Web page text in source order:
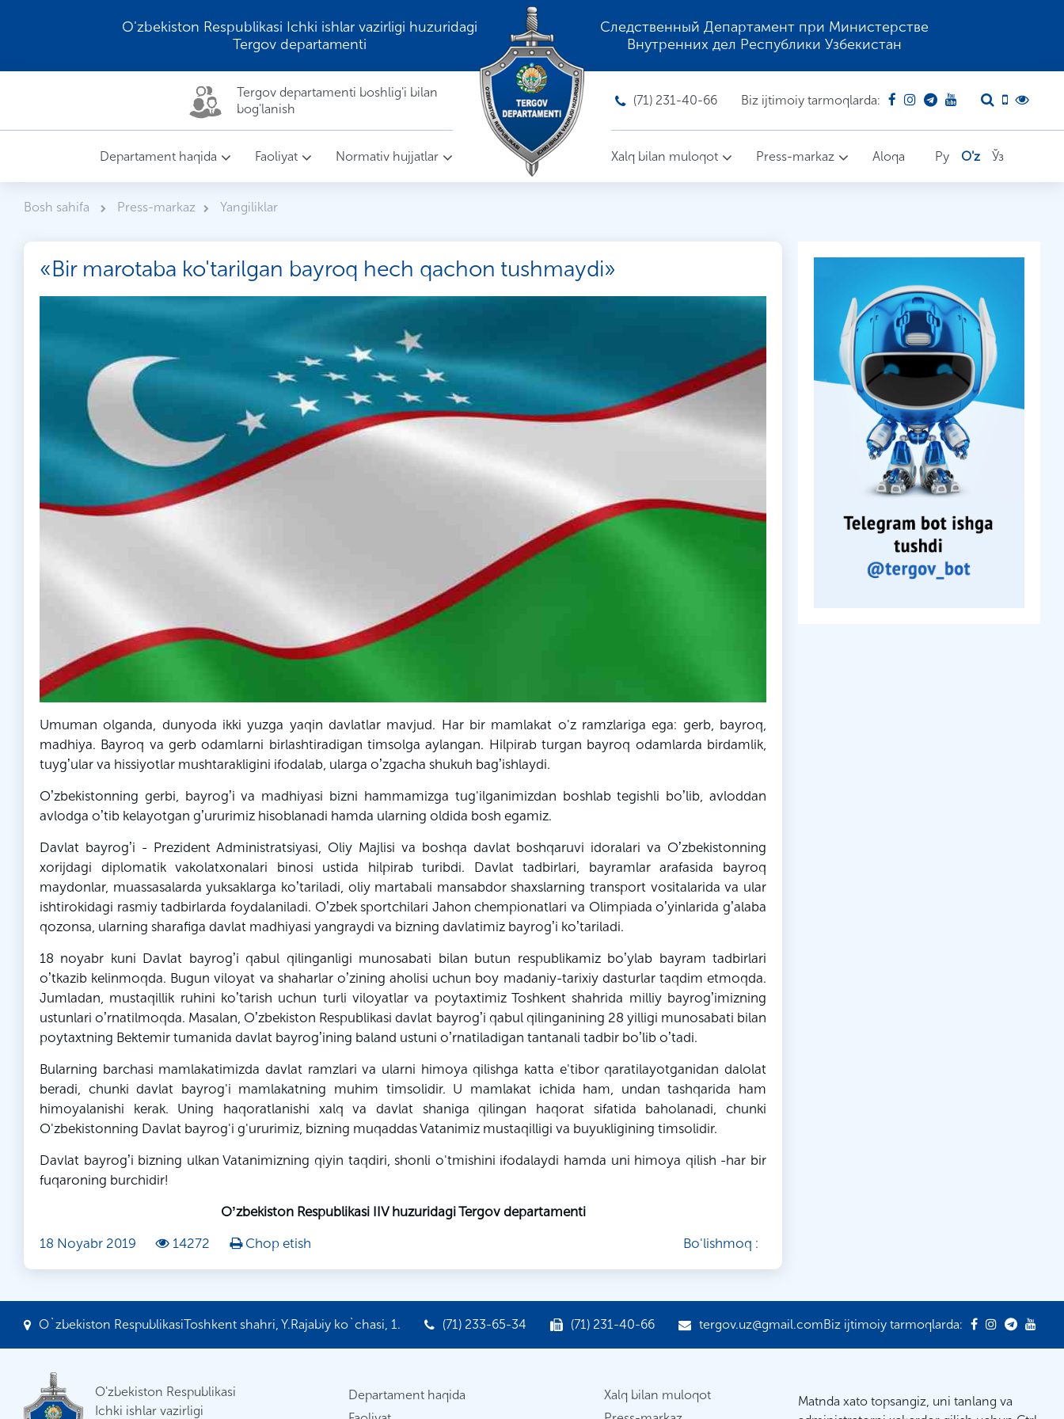
O'zbekiston Respublikasi Ichki ishlar vazirligi huzuridagi
Tergov departamenti
Следственный Департамент при Министерстве
Внутренних дел Республики Узбекистан
Tergov departamenti boshlig'i bilan
bog'lanish
(71) 231-40-66 Biz ijtimoiy tarmoqlarda:
Departament haqida Faoliyat Normativ hujjatlar Xalq bilan muloqot Press-markaz Aloqa Ру O'z Ўз
Bosh sahifa Press-markaz Yangiliklar
«Bir marotaba ko'tarilgan bayroq hech qachon tushmaydi»
Umuman olganda, dunyoda ikki yuzga yaqin davlatlar mavjud. Har bir mamlakat o'z ramzlariga ega: gerb, bayroq,
madhiya. Bayroq va gerb odamlarni birlashtiradigan timsolga aylangan. Hilpirab turgan bayroq odamlarda birdamlik,
tuygʼular va hissiyotlar mushtarakligini ifodalab, ularga oʼzgacha shukuh bagʼishlaydi.
Oʼzbekistonning gerbi, bayrogʼi va madhiyasi bizni hammamizga tug'ilganimizdan boshlab tegishli boʼlib, avloddan
avlodga oʼtib kelayotgan gʼururimiz hisoblanadi hamda ularning oldida bosh egamiz.
Davlat bayrogʼi - Prezident Аdministratsiyasi, Oliy Majlisi va boshqa davlat boshqaruvi idoralari va Oʼzbekistonning
xorijdagi diplomatik vakolatxonalari binosi ustida hilpirab turibdi. Davlat tadbirlari, bayramlar arafasida bayroq
maydonlar, muassasalarda yuksaklarga koʼtariladi, oliy martabali mansabdor shaxslarning transport vositalarida va ular
ishtirokidagi rasmiy tadbirlarda foydalaniladi. Oʼzbek sportchilari Jahon chempionatlari va Olimpiada oʼyinlarida gʼalaba
qozonsa, ularning sharafiga davlat madhiyasi yangraydi va bizning davlatimiz bayrogʼi koʼtariladi.
18 noyabr kuni Davlat bayrogʼi qabul qilinganligi munosabati bilan butun respublikamiz boʼylab bayram tadbirlari
oʼtkazib kelinmoqda. Bugun viloyat va shaharlar oʼzining aholisi uchun boy madaniy-tarixiy dasturlar taqdim etmoqda.
Jumladan, mustaqillik ruhini koʼtarish uchun turli viloyatlar va poytaxtimiz Toshkent shahrida milliy bayrogʼimizning
ustunlari oʼrnatilmoqda. Masalan, Oʼzbekiston Respublikasi davlat bayrogʼi qabul qilinganining 28 yilligi munosabati bilan
poytaxtning Bektemir tumanida davlat bayrogʼining baland ustuni oʼrnatiladigan tantanali tadbir boʼlib oʼtadi.
Bularning barchasi mamlakatimizda davlat ramzlari va ularni himoya qilishga katta e'tibor qaratilayotganidan dalolat
beradi, chunki davlat bayrog'i mamlakatning muhim timsolidir. U mamlakat ichida ham, undan tashqarida ham
himoyalanishi kerak. Uning haqoratlanishi xalq va davlat shaniga qilingan haqorat sifatida baholanadi, chunki
O'zbekistonning Davlat bayrog'i g'ururimiz, bizning muqaddas Vatanimiz mustaqilligi va buyukligining timsolidir.
Davlat bayrogʼi bizning ulkan Vatanimizning qiyin taqdiri, shonli o'tmishini ifodalaydi hamda uni himoya qilish -har bir
fuqaroning burchidir!
Oʼzbekiston Respublikasi IIV huzuridagi Tergov departamenti
18 Noyabr 2019
14272 Chop etish Bo'lishmoq :
O`zbekiston RespublikasiToshkent shahri, Y.Rajabiy ko`chasi, 1. (71) 233-65-34 (71) 231-40-66 tergov.uz@gmail.comBiz ijtimoiy tarmoqlarda:
O'zbekiston Respublikasi
Ichki ishlar vazirligi
Departament haqida
Xalq bilan muloqot
Matnda xato topsangiz, uni tanlang va